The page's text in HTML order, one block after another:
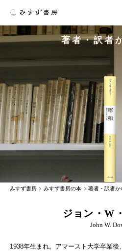
著者・訳者
みすず書房 みすず書房の本 著者・訳者か
ジョン・W
John W.
1938年生まれ。アマースト大学卒業